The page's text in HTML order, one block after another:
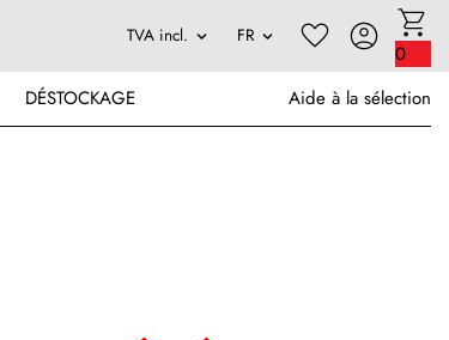
0
DÉSTOCKAGE Aide à la sélection